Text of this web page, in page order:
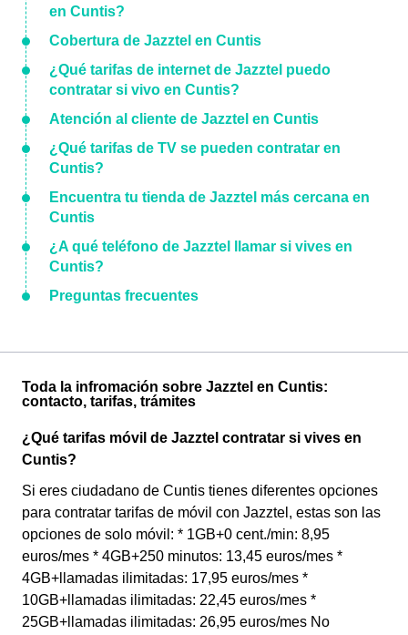
en Cuntis?
Cobertura de Jazztel en Cuntis
¿Qué tarifas de internet de Jazztel puedo
contratar si vivo en Cuntis?
Atención al cliente de Jazztel en Cuntis
¿Qué tarifas de TV se pueden contratar en
Cuntis?
Encuentra tu tienda de Jazztel más cercana en
Cuntis
¿A qué teléfono de Jazztel llamar si vives en
Cuntis?
Preguntas frecuentes
Toda la infromación sobre Jazztel en Cuntis:
contacto, tarifas, trámites
¿Qué tarifas móvil de Jazztel contratar si vives en
Cuntis?
Si eres ciudadano de Cuntis tienes diferentes opciones
para contratar tarifas de móvil con Jazztel, estas son las
opciones de solo móvil: * 1GB+0 cent./min: 8,95
euros/mes * 4GB+250 minutos: 13,45 euros/mes *
4GB+llamadas ilimitadas: 17,95 euros/mes *
10GB+llamadas ilimitadas: 22,45 euros/mes *
25GB+llamadas ilimitadas: 26,95 euros/mes No